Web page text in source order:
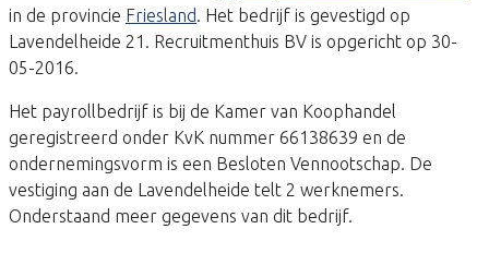
in de provincie Friesland. Het bedrijf is gevestigd op
Lavendelheide 21. Recruitmenthuis BV is opgericht op 30-
05-2016.
Het payrollbedrijf is bij de Kamer van Koophandel
geregistreerd onder KvK nummer 66138639 en de
ondernemingsvorm is een Besloten Vennootschap. De
vestiging aan de Lavendelheide telt 2 werknemers.
Onderstaand meer gegevens van dit bedrijf.